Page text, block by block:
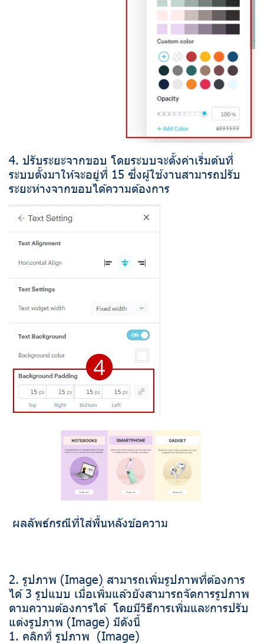
4. ปรับระยะจากขอบ โดยระบบจะตั้งค่าเริ่มต้นที่
ระบบตั้งมาให้จะอยู่ที่ 15 ซึ่งผู้ใช้งานสามารถปรับ
ระยะห่างจากขอบได้ความต้องการ
ผลลัพธ์กรณีที่ใส่พื้นหลังข้อความ
2. รูปภาพ (Image) สามารถเพิ่มรูปภาพที่ต้องการ
ได้ 3 รูปแบบ เมื่อเพิ่มแล้วยังสามารถจัดการรูปภาพ
ตามความต้องการได้ โดยมีวิธีการเพิ่มและการปรับ
แต่งรูปภาพ (Image) มีดังนี้
1. คลิกที่ รูปภาพ (Image)